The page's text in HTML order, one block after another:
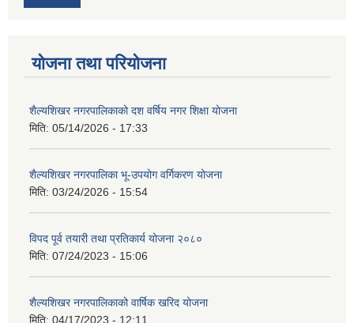
योजना तथा परियोजना
शैल्यशिखर नगरपालिकाको दश वर्षिय नगर शिक्षा योजना
मिति: 05/14/2026 - 17:33
शैल्यशिखर नगरपालिका भू-उपयोग वर्गिकरण योजना
मिति: 03/24/2026 - 15:54
विपद पूर्व तयारी तथा प्रतिकार्य योजना २०८०
मिति: 07/24/2023 - 15:06
शैल्यशिखर नगरपालिकाको वार्षिक खरिद योजना
मिति: 04/17/2023 - 12:11